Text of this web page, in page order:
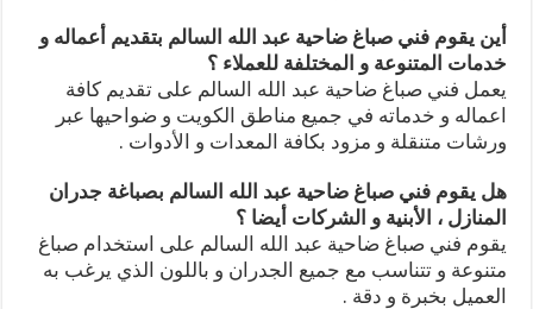
أين يقوم فني صباغ ضاحية عبد الله السالم بتقديم أعماله و
خدمات المتنوعة و المختلفة للعملاء ؟
يعمل فني صباغ ضاحية عبد الله السالم على تقديم كافة
اعماله و خدماته في جميع مناطق الكويت و ضواحيها عبر
ورشات متنقلة و مزود بكافة المعدات و الأدوات .
هل يقوم فني صباغ ضاحية عبد الله السالم بصباغة جدران
المنازل ، الأبنية و الشركات أيضا ؟
يقوم فني صباغ ضاحية عبد الله السالم على استخدام صباغ
متنوعة و تتناسب مع جميع الجدران و باللون الذي يرغب به
العميل بخبرة و دقة .